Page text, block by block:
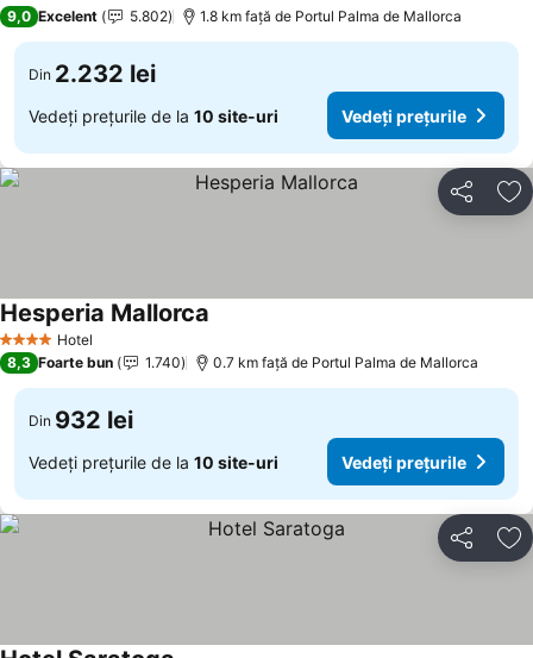
9,0 Excelent 5.802 1.8 km faţă de Portul Palma de Mallorca
Din 2.232 lei
Vedeți prețurile de la 10 site-uri Vedeți prețurile
Distribuiți
4 Stele Hotel
Hesperia Mallorca
8,3 Foarte bun 1.740 0.7 km faţă de Portul Palma de Mallorca
Din 932 lei
Vedeți prețurile de la 10 site-uri Vedeți prețurile
Distribuiți